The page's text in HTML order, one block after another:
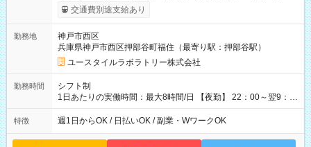
考慮して決定します 【収入例】 週1回勤務の場合：1,830円×8時
間×4回=5万8,560円 週3回勤務の場合：1,830円×8時間×12回
月 ※ 雇用形態と給与に、本採用時と異なる部分があります。 雇
用形態：本採用時と同じです。 給与：時給 1,550円以上
交通費別途支給あり
勤務地
神戸市西区
兵庫県神戸市西区押部谷町福住（最寄り駅：押部谷駅）
ユースタイルラボラトリー株式会社
勤務時間
シフト制
1日あたりの実働時間：最大8時間/日 【夜勤】 22：00～翌9：
00 ※週1日～OK ／ 夜勤専従 ＊＊ 勤務時間例 ＊＊ ■22時か
ら翌7時 ■23時から翌8時 ■24時から翌9時 など ※上記の時間
ます。 ※曜日固定（毎週同じ曜日での勤務となります）
特徴 週1日からOK / 日払いOK / 副業・WワークOK